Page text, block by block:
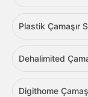
Plastik Çamaşır
Dehalimited
Digithome